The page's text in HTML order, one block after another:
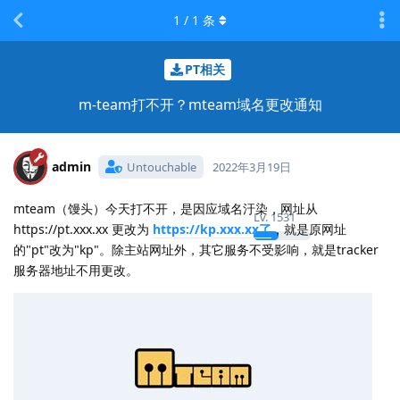
PT相关
m-team打不开？mteam域名更改通知
1 / 1 条
admin Untouchable
Lv. 1531
2022年3月19日
mteam（馒头）今天打不开，是因应域名汙染，网址从
https://pt.xxx.xx 更改为 https://kp.xxx.xx了，就是原网址
的"pt"改为"kp"。除主站网址外，其它服务不受影响，就是tracker
服务器地址不用更改。